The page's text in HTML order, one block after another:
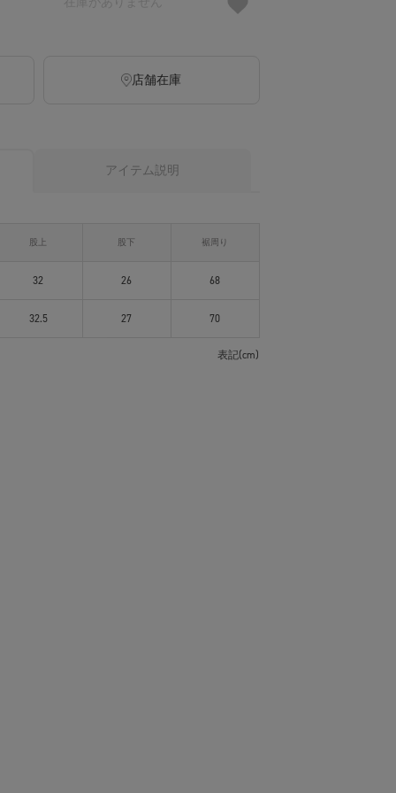
店舗在庫
アイテム説明
股上 股下 裾周り
32 26 68
32.5 27 70
表記(cm)